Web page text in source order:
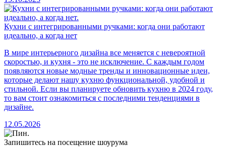
Кухни с интегрированными ручками: когда они работают
идеально, а когда нет
В мире интерьерного дизайна все меняется с невероятной
скоростью, и кухня - это не исключение. С каждым годом
появляются новые модные тренды и инновационные идеи,
которые делают нашу кухню функциональной, удобной и
стильной. Если вы планируете обновить кухню в 2024 году,
то вам стоит ознакомиться с последними тенденциями в
дизайне.
12.05.2026
Запишитесь на посещение шоурума